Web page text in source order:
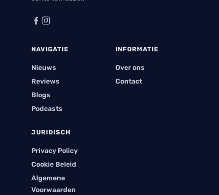
NAVIGATIE
Nieuws
Reviews
Blogs
Podcasts
INFORMATIE
Over ons
Contact
JURIDISCH
Privacy Policy
Cookie Beleid
Algemene
Voorwaarden